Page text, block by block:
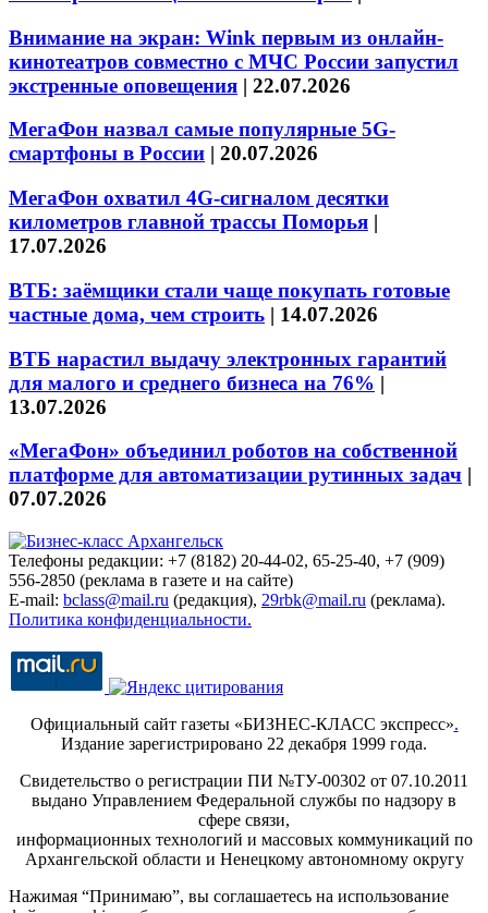
Внимание на экран: Wink первым из онлайн-
кинотеатров совместно с МЧС России запустил
экстренные оповещения | 22.07.2026
МегаФон назвал самые популярные 5G-
смартфоны в России | 20.07.2026
МегаФон охватил 4G-сигналом десятки
километров главной трассы Поморья |
17.07.2026
ВТБ: заёмщики стали чаще покупать готовые
частные дома, чем строить | 14.07.2026
ВТБ нарастил выдачу электронных гарантий
для малого и среднего бизнеса на 76% |
13.07.2026
«МегаФон» объединил роботов на собственной
платформе для автоматизации рутинных задач |
07.07.2026
Телефоны редакции: +7 (8182) 20-44-02, 65-25-40, +7 (909)
556-2850 (реклама в газете и на сайте)
E-mail: bclass@mail.ru (редакция), 29rbk@mail.ru (реклама).
Политика конфиденциальности.
Официальный сайт газеты «БИЗНЕС-КЛАСС экспресс».
Издание зарегистрировано 22 декабря 1999 года.
Свидетельство о регистрации ПИ №ТУ-00302 от 07.10.2011
выдано Управлением Федеральной службы по надзору в
сфере связи,
информационных технологий и массовых коммуникаций по
Архангельской области и Ненецкому автономному округу
Нажимая “Принимаю”, вы соглашаетесь на использование